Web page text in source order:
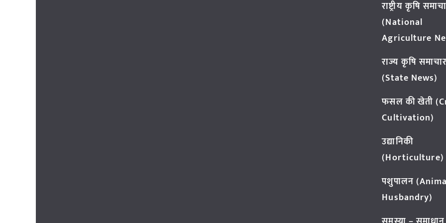
राष्ट्रीय कृषि
(National
Agriculture
राज्य कृषि समाचार
(State News)
फसल की खेती
Cultivation)
उद्यानिकी
(Horticulture)
पशुपालन
Husbandry)